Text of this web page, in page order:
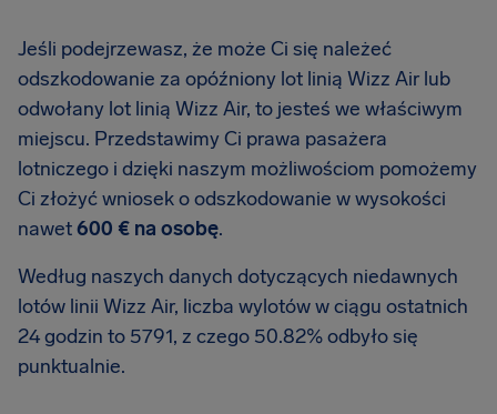
Jeśli podejrzewasz, że może Ci się należeć
odszkodowanie za opóźniony lot linią Wizz Air lub
odwołany lot linią Wizz Air, to jesteś we właściwym
miejscu. Przedstawimy Ci prawa pasażera
lotniczego i dzięki naszym możliwościom pomożemy
Ci złożyć wniosek o odszkodowanie w wysokości
nawet600 € na osobę.
Według naszych danych dotyczących niedawnych
lotów linii Wizz Air, liczba wylotów w ciągu ostatnich
24 godzin to 5791, z czego 50.82% odbyło się
punktualnie.